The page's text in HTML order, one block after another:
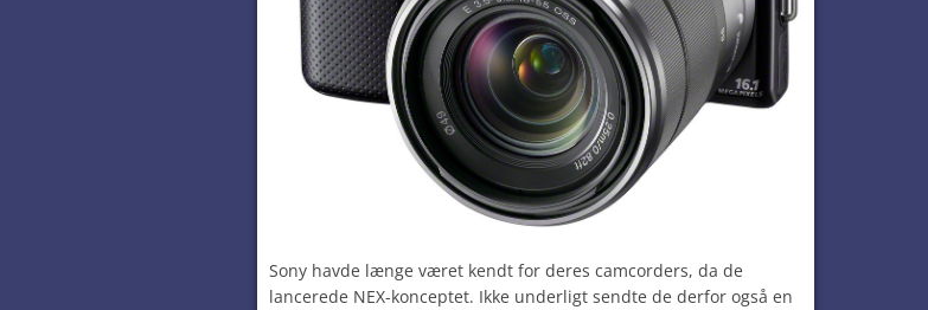
Sony havde længe været kendt for deres camcorders, da de
lancerede NEX-konceptet. Ikke underligt sendte de derfor også en